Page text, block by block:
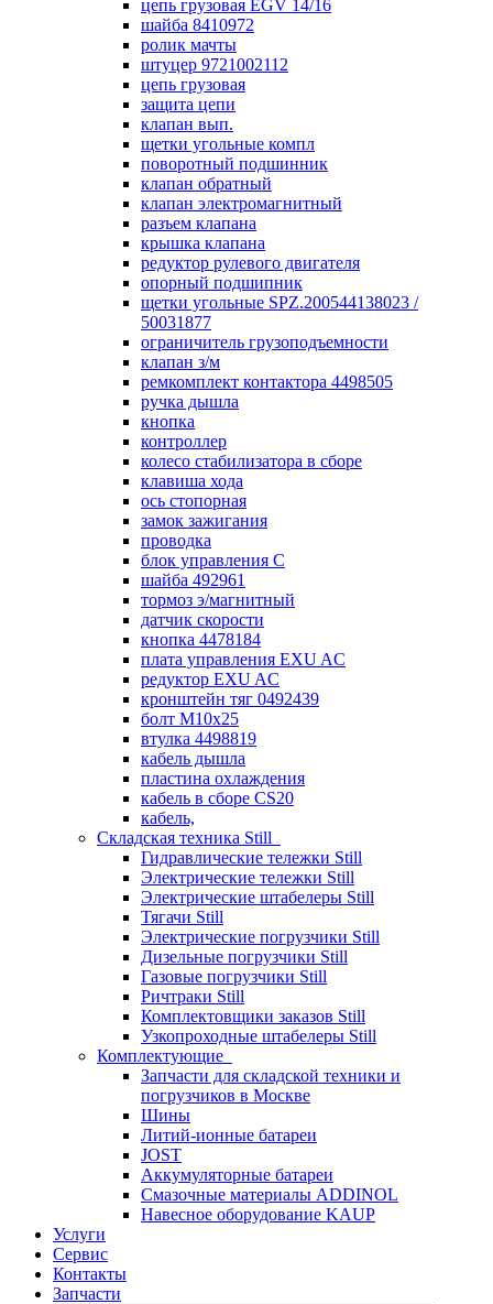
цепь грузовая EGV 14/16
шайба 8410972
ролик мачты
штуцер 9721002112
цепь грузовая
защита цепи
клапан вып.
щетки угольные компл
поворотный подшинник
клапан обратный
клапан электромагнитный
разъем клапана
крышка клапана
редуктор рулевого двигателя
опорный подшипник
щетки угольные SPZ.200544138023 /
50031877
ограничитель грузоподъемности
клапан з/м
ремкомплект контактора 4498505
ручка дышла
кнопка
контроллер
колесо стабилизатора в сборе
клавиша хода
ось стопорная
замок зажигания
проводка
блок управления С
шайба 492961
тормоз э/магнитный
датчик скорости
кнопка 4478184
плата управления EXU AC
редуктор EXU AC
кронштейн тяг 0492439
болт М10х25
втулка 4498819
кабель дышла
пластина охлаждения
кабель в сборе CS20
кабель,
Складская техника Still
Гидравлические тележки Still
Электрические тележки Still
Электрические штабелеры Still
Тягачи Still
Электрические погрузчики Still
Дизельные погрузчики Still
Газовые погрузчики Still
Ричтраки Still
Комплектовщики заказов Still
Узкопроходные штабелеры Still
Комплектующие
Запчасти для складской техники и
погрузчиков в Москве
Шины
Литий-ионные батареи
JOST
Аккумуляторные батареи
Смазочные материалы ADDINOL
Навесное оборудование KAUP
Услуги
Сервис
Контакты
Запчасти